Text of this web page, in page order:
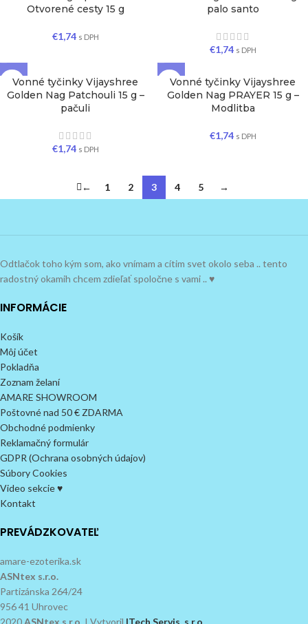
Otvorené cesty 15 g
€1,74 s DPH
palo santo
€1,74 s DPH
Vonné tyčinky Vijayshree
Golden Nag Patchouli 15 g –
pačuli
€1,74 s DPH
Vonné tyčinky Vijayshree
Golden Nag PRAYER 15 g –
Modlitba
€1,74 s DPH
← 1 2 3 4 5 →
Odtlačok toho kým som, ako vnímam a cítim svet okolo seba .. tento
radostný okamih chcem zdieľať spoločne s vami .. ♥
INFORMÁCIE
Košík
Môj účet
Pokladňa
Zoznam želaní
AMARE SHOWROOM
Poštovné nad 50 € ZDARMA
Obchodné podmienky
Reklamačný formulár
GDPR (Ochrana osobných údajov)
Súbory Cookies
Video sekcie ♥
Kontakt
PREVÁDZKOVATEĽ
amare-ezoterika.sk
ASNtex s.r.o.
Partizánska 264/24
956 41 Uhrovec
2020 ASNtex s.r.o. I Vytvoril ITech Servis, s.r.o.